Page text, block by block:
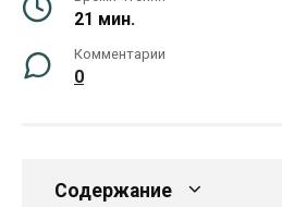
21 мин.
Комментарии
0
Содержание